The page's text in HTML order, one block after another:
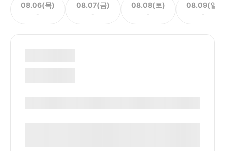
08.06(목)
-
08.07(금)
-
08.08(토)
-
08.09(일)
-